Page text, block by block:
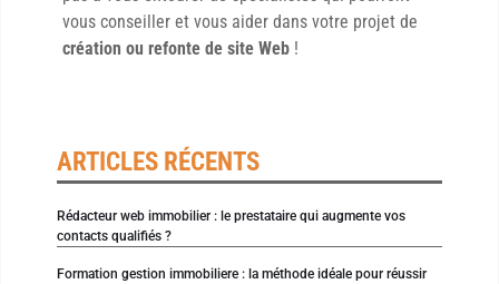
vous conseiller et vous aider dans votre projet de
création ou refonte de site Web !
ARTICLES RÉCENTS
Rédacteur web immobilier : le prestataire qui augmente vos
contacts qualifiés ?
Formation gestion immobiliere : la méthode idéale pour réussir